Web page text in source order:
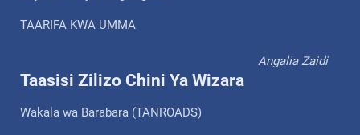
TAARIFA KWA UMMA
Angalia Zaidi
Taasisi Zilizo Chini Ya Wizara
Wakala wa Barabara (TANROADS)